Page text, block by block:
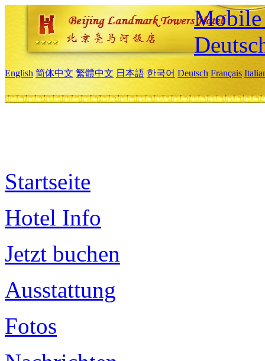
Mobile
English 简体中文 繁體中文 日本語 한국어 Deutsch Français
Startseite
Hotel Info
Jetzt buchen
Ausstattung
Fotos